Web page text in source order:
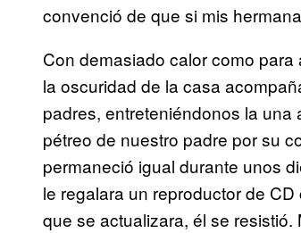
convenció de que si mis
Con demasiado calor como
la oscuridad de la casa
padres, entreteniéndonos la
pétreo de nuestro padre por su
permaneció igual durante unos
le regalara un reproductor de CD
que se actualizara, él se